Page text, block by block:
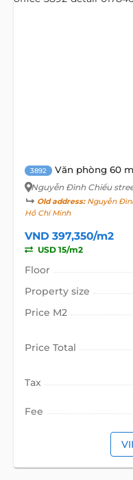
3892 Văn phòng 60
Nguyễn Đình Chiểu
Old address:Nguyễn
Hồ Chí Minh
VND 397,350/m2
USD 15/m2
Floor
Property size
Price M2
Price Total
Tax
Fee